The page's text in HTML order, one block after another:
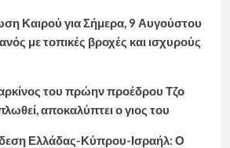
Καιρού για Σήμερα, 9 Αυγούστου
με τοπικές βροχές και ισχυρούς
του πρώην προέδρου Τζο
αποκαλύπτει ο γιος του
Ελλάδας-Κύπρου-Ισραήλ: Ο